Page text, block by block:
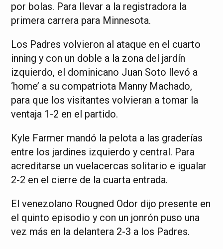
por bolas. Para llevar a la registradora la
primera carrera para Minnesota.
Los Padres volvieron al ataque en el cuarto
inning y con un doble a la zona del jardín
izquierdo, el dominicano Juan Soto llevó a
‘home’ a su compatriota Manny Machado,
para que los visitantes volvieran a tomar la
ventaja 1-2 en el partido.
Kyle Farmer mandó la pelota a las graderías
entre los jardines izquierdo y central. Para
acreditarse un vuelacercas solitario e igualar
2-2 en el cierre de la cuarta entrada.
El venezolano Rougned Odor dijo presente en
el quinto episodio y con un jonrón puso una
vez más en la delantera 2-3 a los Padres.